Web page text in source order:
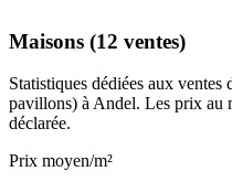
Maisons (12 ventes)
Statistiques dédiées aux
pavillons) à Andel. Les prix au
déclarée.
Prix moyen/m²